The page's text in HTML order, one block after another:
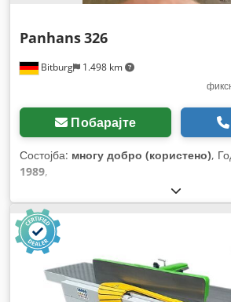
Bitburg 1.498 km
Panhans326
Побарајте
Состојба: многу добро (користено),
1989,